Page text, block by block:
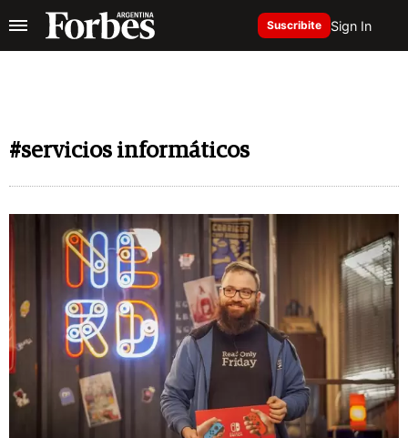
Suscribite Sign In
#servicios informáticos